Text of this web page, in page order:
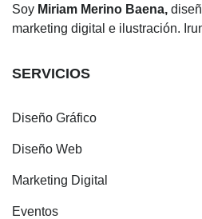
Soy Miriam Merino Baena,
marketing digital e ilustración.
SERVICIOS
Diseño Gráfico
Diseño Web
Marketing Digital
Eventos